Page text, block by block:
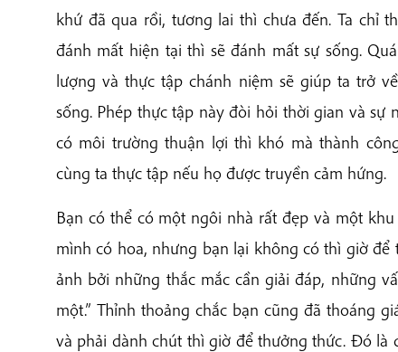
khứ đã qua rồi, tương lai thì chưa đến. Ta chỉ
đánh mất hiện tại thì sẽ đánh mất sự sống.
lượng và thực tập chánh niệm sẽ giúp ta trở
sống. Phép thực tập này đòi hỏi thời gian và sự
có môi trường thuận lợi thì khó mà thành
cùng ta thực tập nếu họ được truyền cảm hứng.
Bạn có thể có một ngôi nhà rất đẹp và một
mình có hoa, nhưng bạn lại không có thì giờ
ảnh bởi những thắc mắc cần giải đáp, những
một.” Thỉnh thoảng chắc bạn cũng đã thoáng
và phải dành chút thì giờ để thưởng thức. Đó là